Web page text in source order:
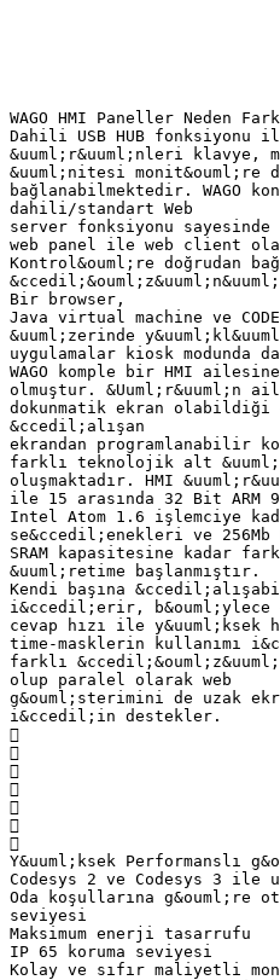
WAGO HMI Paneller Neden
Dahili USB HUB fonksiyonu
&uuml;r&uuml;nleri klavye,
&uuml;nitesi monit&ouml;re
bağlanabilmektedir. WAGO
dahili/standart Web
server fonksiyonu sayesinde
web panel ile web client
Kontrol&ouml;re doğrudan
Bir browser,
Java virtual machine ve
&uuml;zerinde
uygulamalar kiosk
WAGO komple bir HMI
olmuştur. &Uuml;r&uuml;n
dokunmatik ekran olabildiği
&ccedil;alışan
ekrandan programlanabilir
farklı teknolojik alt
oluşmaktadır. HMI
ile 15 arasında 32 Bit ARM
Intel Atom 1.6 işlemciye
se&ccedil;enekleri ve
SRAM kapasitesine kadar
&uuml;retime başlanmıştır.
Kendi başına
i&ccedil;erir, b&ouml;ylece
cevap hızı ile y&uuml;ksek
time-masklerin kullanımı
farklı
olup paralel olarak web
g&ouml;sterimini de uzak
i&ccedil;in destekler.







Y&uuml;ksek Performanslı
Codesys 2 ve Codesys 3 ile
Oda koşullarına g&ouml;re
seviyesi
Maksimum enerji tasarrufu
IP 65 koruma seviyesi
Kolay ve sıfır maliyetli